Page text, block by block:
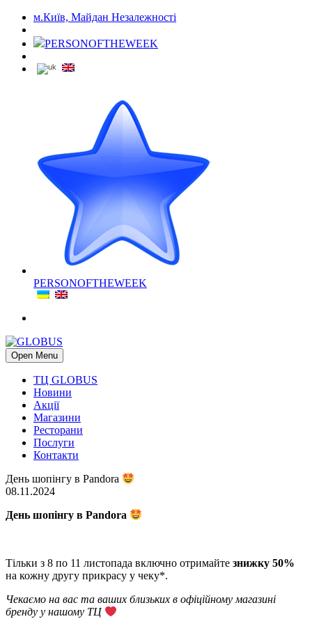
м.Київ, Майдан Незалежності
PERSONOFTHEWEEK
PERSONOFTHEWEEK
Open Menu
ТЦ GLOBUS
Новини
Акції
Магазини
Ресторани
Послуги
Контакти
День шопінгу в Pandora
08.11.2024
День шопінгу в Pandora
Тільки з 8 по 11 листопада включно отримайте знижку 50%
на кожну другу прикрасу у чеку*.
Чекаємо на вас та ваших близьких в офіційному магазині
бренду у нашому ТЦ